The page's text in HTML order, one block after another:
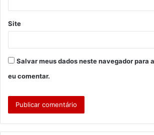
Site
Salvar meus dados neste navegador para
eu comentar.